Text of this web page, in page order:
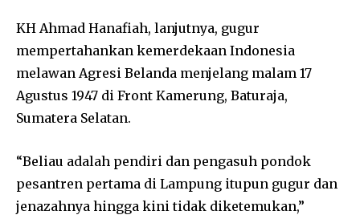
KH Ahmad Hanafiah, lanjutnya, gugur
mempertahankan kemerdekaan Indonesia
melawan Agresi Belanda menjelang malam 17
Agustus 1947 di Front Kamerung, Baturaja,
Sumatera Selatan.
“Beliau adalah pendiri dan pengasuh pondok
pesantren pertama di Lampung itupun gugur dan
jenazahnya hingga kini tidak diketemukan,”